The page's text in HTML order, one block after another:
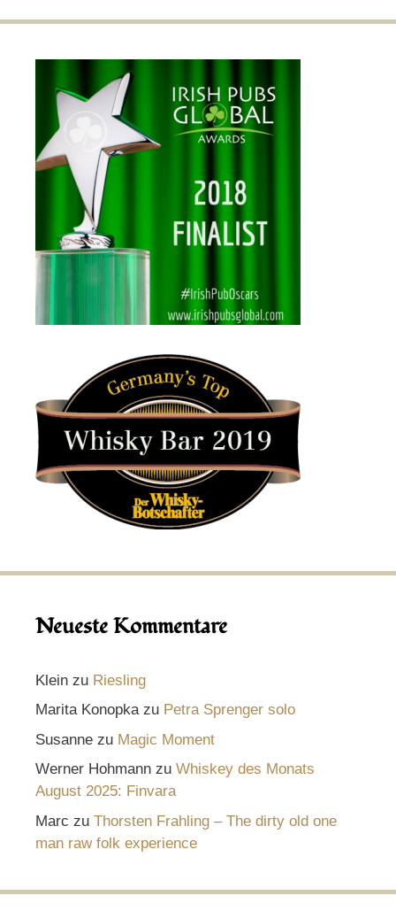
Neueste Kommentare
Klein zu Riesling
Marita Konopkazu Petra Sprenger solo
Susanne zu Magic Moment
Werner Hohmann zu Whiskey des Monats
August 2025: Finvara
Marc zu Thorsten Frahling – The dirty old one
man raw folk experience